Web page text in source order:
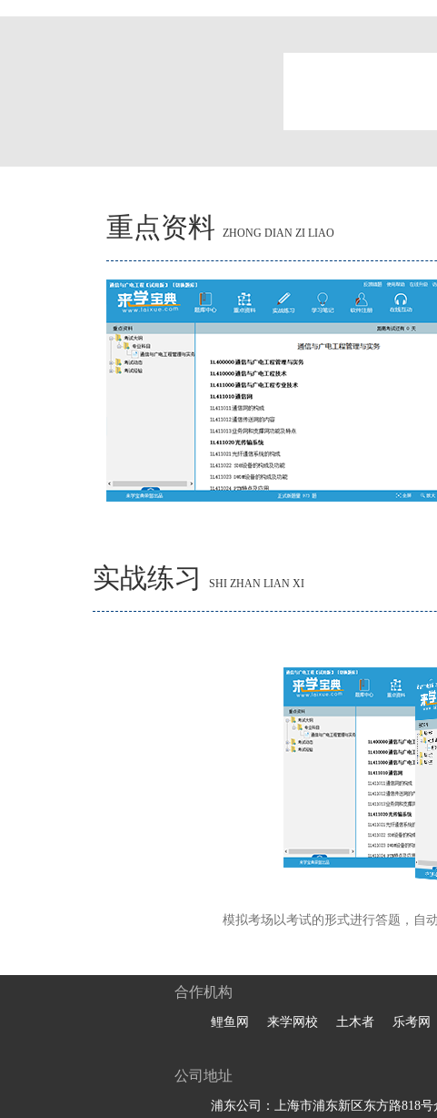
重点资料 ZHONG DIAN ZI LIAO
实战练习 SHI ZHAN LIAN XI
模拟考场以考试的形式进行答题，自
合作机构
鲤鱼网 来学网校 土木者 乐考网
公司地址
浦东公司：上海市浦东新区东方路818号